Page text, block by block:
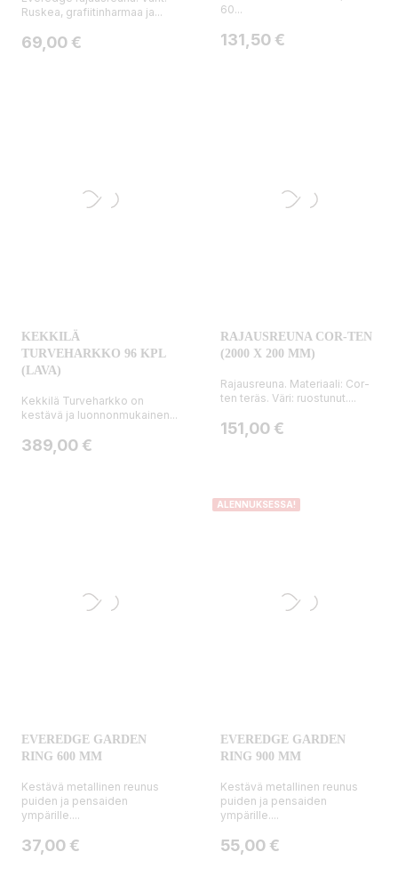
Ruskea, grafiitinharmaa ja...
Hinta
69,00 €
60...
Hinta
131,50 €
KEKKILÄ
TURVEHARKKO 96 KPL
(LAVA)
Kekkilä Turveharkko on
kestävä ja luonnonmukainen...
Hinta
389,00 €
RAJAUSREUNA COR-TEN
(2000 X 200 MM)
Rajausreuna. Materiaali: Cor-
ten teräs. Väri: ruostunut....
Hinta
151,00 €
EVEREDGE GARDEN
RING 600 MM
Kestävä metallinen reunus
puiden ja pensaiden
ympärille....
Hinta
37,00 €
ALENNUKSESSA!
EVEREDGE GARDEN
RING 900 MM
Kestävä metallinen reunus
puiden ja pensaiden
ympärille....
Hinta
55,00 €